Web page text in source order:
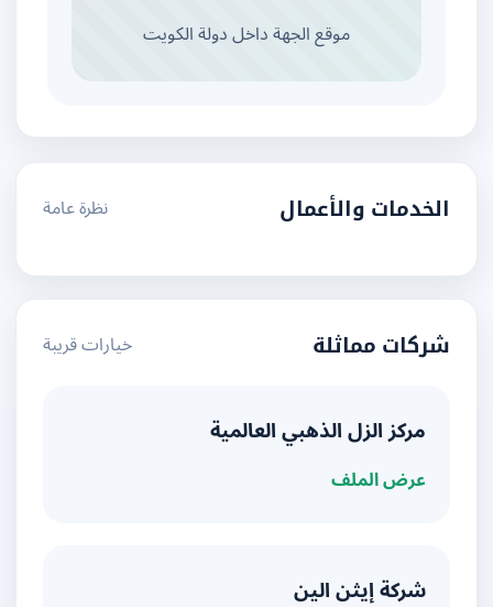
موقع الجهة داخل دولة الكويت
الخدمات والأعمال نظرة عامة
شركات مماثلة خيارات قريبة
مركز الزل الذهبي العالمية
عرض الملف
شركة إيثن الين